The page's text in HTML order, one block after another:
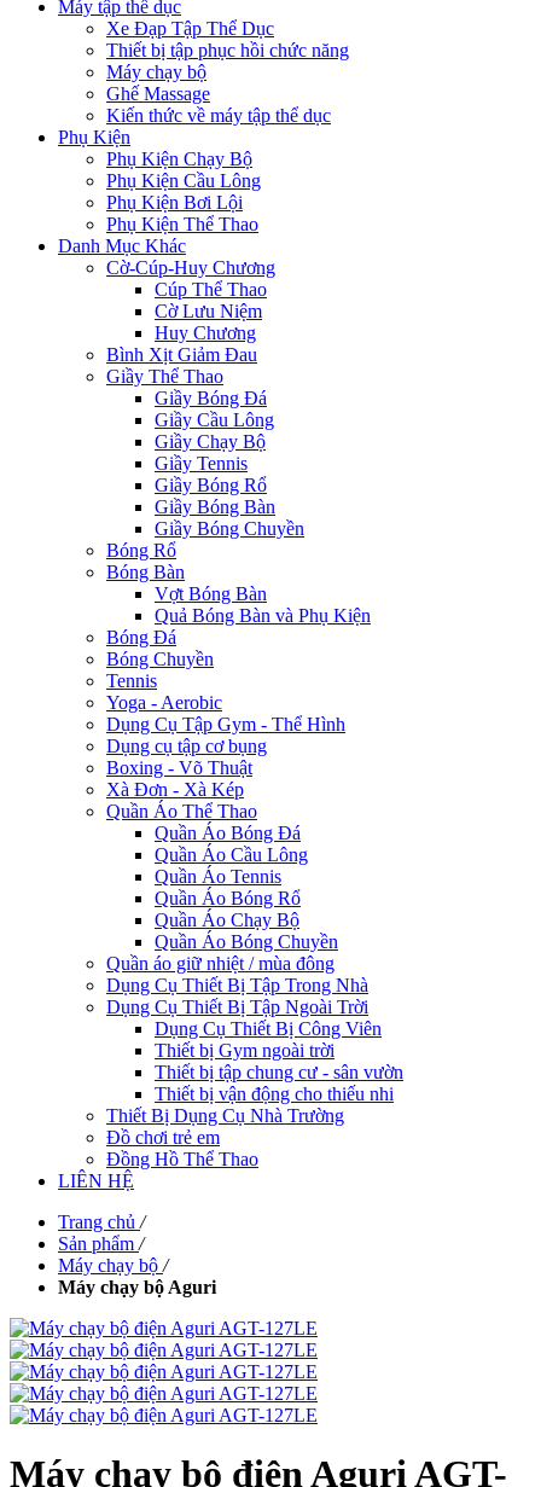
Máy tập thể dục
Xe Đạp Tập Thể Dục
Thiết bị tập phục hồi chức năng
Máy chạy bộ
Ghế Massage
Kiến thức về máy tập thể dục
Phụ Kiện
Phụ Kiện Chạy Bộ
Phụ Kiện Cầu Lông
Phụ Kiện Bơi Lội
Phụ Kiện Thể Thao
Danh Mục Khác
Cờ-Cúp-Huy Chương
Cúp Thể Thao
Cờ Lưu Niệm
Huy Chương
Bình Xịt Giảm Đau
Giầy Thể Thao
Giầy Bóng Đá
Giầy Cầu Lông
Giầy Chạy Bộ
Giầy Tennis
Giầy Bóng Rổ
Giầy Bóng Bàn
Giầy Bóng Chuyền
Bóng Rổ
Bóng Bàn
Vợt Bóng Bàn
Quả Bóng Bàn và Phụ Kiện
Bóng Đá
Bóng Chuyền
Tennis
Yoga - Aerobic
Dụng Cụ Tập Gym - Thể Hình
Dụng cụ tập cơ bụng
Boxing - Võ Thuật
Xà Đơn - Xà Kép
Quần Áo Thể Thao
Quần Áo Bóng Đá
Quần Áo Cầu Lông
Quần Áo Tennis
Quần Áo Bóng Rổ
Quần Áo Chạy Bộ
Quần Áo Bóng Chuyền
Quần áo giữ nhiệt / mùa đông
Dụng Cụ Thiết Bị Tập Trong Nhà
Dụng Cụ Thiết Bị Tập Ngoài Trời
Dụng Cụ Thiết Bị Công Viên
Thiết bị Gym ngoài trời
Thiết bị tập chung cư - sân vườn
Thiết bị vận động cho thiếu nhi
Thiết Bị Dụng Cụ Nhà Trường
Đồ chơi trẻ em
Đồng Hồ Thể Thao
LIÊN HỆ
Trang chủ /
Sản phẩm /
Máy chạy bộ /
Máy chạy bộ Aguri
Máy chạy bộ điện Aguri AGT-